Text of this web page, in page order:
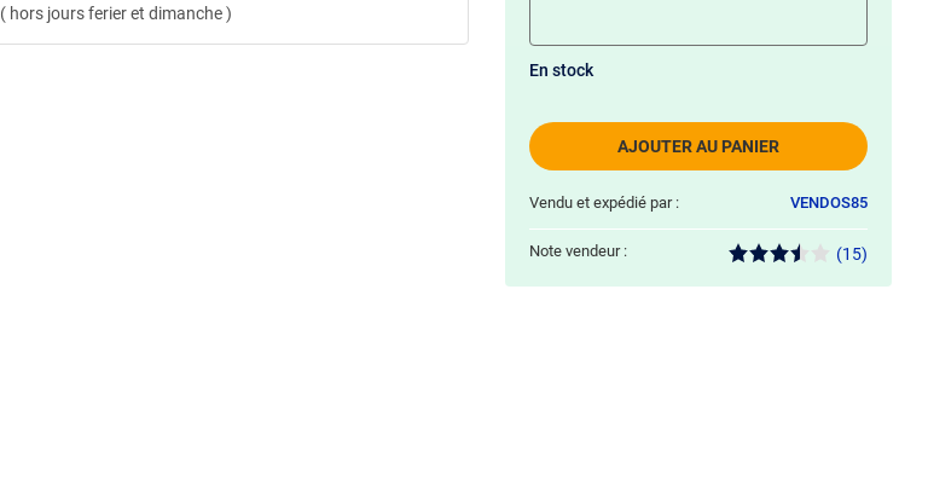
( hors jours ferier et dimanche )
AJOUTER AU PANIER
En stock
Vendu et expédié par : VENDOS85
Note vendeur : (15)